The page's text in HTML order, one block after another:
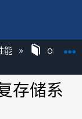
能 ONTAP
存储系